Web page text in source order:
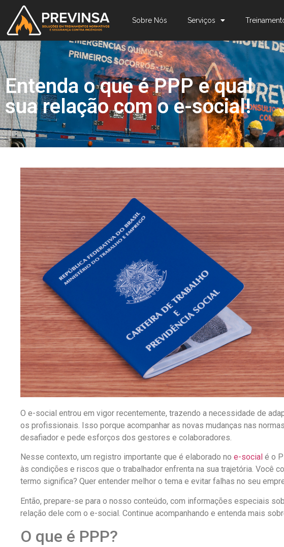
Sobre Nós Serviços
Entenda o que é PPP e qual
sua relação com o e-social!
O e-social entrou em vigor recentemente, trazendo a necessidade de
os profissionais. Isso porque acompanhar as novas mudanças nas
desafiador e pede esforços dos gestores e colaboradores.
Nesse contexto, um registro importante que é elaborado no e-social é o
às condições e riscos que o trabalhador enfrenta na sua trajetória. Você
termo significa? Quer entender melhor o tema e evitar falhas no seu
Então, prepare-se para o nosso conteúdo, com informações especiais
relação dele com o e-social. Continue acompanhando e entenda mais
O que é PPP?